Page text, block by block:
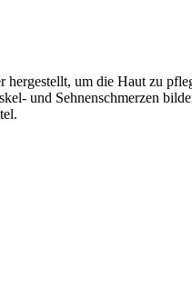
um die Haut zu
und Sehnenschmerzen